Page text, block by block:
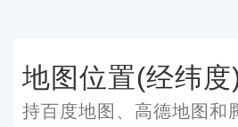
地图位置(经纬
持百度地图、高德地图和